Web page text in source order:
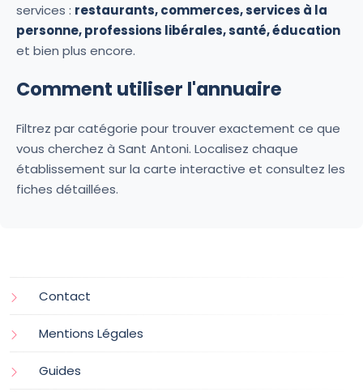
services : restaurants, commerces, services à la
personne, professions libérales, santé, éducation
et bien plus encore.
Comment utiliser l'annuaire
Filtrez par catégorie pour trouver exactement ce que
vous cherchez à Sant Antoni. Localisez chaque
établissement sur la carte interactive et consultez les
fiches détaillées.
Contact
Mentions Légales
Guides